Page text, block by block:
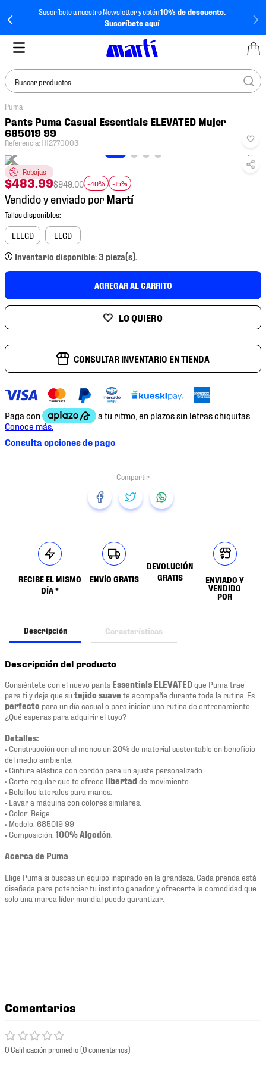
Suscríbete a nuestro Newsletter y obtén10% de descuento.
Suscríbete aquí
Buscar productos
Puma
Pants Puma Casual Essentials ELEVATED Mujer
685019 99
Referencia:1112770003
Rebajas
$483.99$949.00 -40% -15%
Vendido y enviado por
EEEGD EEGD
Inventario disponible: 3 pieza(s).
AGREGAR AL CARRITO
CONSULTAR INVENTARIO EN TIENDA
Consulta opciones de pago
RECIBE EL MISMO
DÍA *
ENVÍO GRATIS
DEVOLUCIÓN
GRATIS
ENVIADO Y
VENDIDO
POR
Descripción Características
Descripción del producto
Consiéntete con el nuevo pants Essentials ELEVATEDque Puma trae
para ti y deja que su tejido suave te acompañe durante toda la rutina. Es
perfecto para un día casual o para iniciar una rutina de entrenamiento.
¿Qué esperas para adquirir el tuyo?
Detalles:
• Construcción con al menos un 20% de material sustentable en beneficio
del medio ambiente.
• Cintura elástica con cordón para un ajuste personalizado.
• Corte regular que te ofrece libertad de movimiento.
• Bolsillos laterales para manos.
• Lavar a máquina con colores similares.
• Color: Beige.
• Modelo: 685019 99
• Composición: 100% Algodón
Acerca de Puma
Elige Puma si buscas un equipo inspirado en la grandeza. Cada prenda está
diseñada para potenciar tu instinto ganador y ofrecerte la comodidad que
solo una marca líder mundial puede garantizar.
Comentarios
0 Calificación promedio(0 comentarios)
TÉRMINOS MÁS
BUSCADOS
1.
tenis mujer
2.
tenis hombre
3.
tenis
4
tenis futbol
5.
jersey
6.
mochila
7.
mochilas